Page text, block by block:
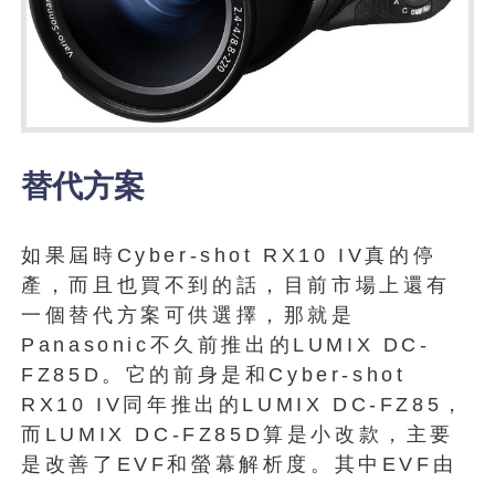
替代方案
如果屆時Cyber​​-shot RX10 IV真的停
產，而且也買不到的話，目前市場上還有
一個替代方案可供選擇，那就是
Panasonic不久前推出的LUMIX DC-
FZ85D。它的前身是和Cyber​​-shot
RX10 IV同年推出的LUMIX DC-FZ85，
而LUMIX DC-FZ85D算是小改款，主要
是改善了EVF和螢幕解析度。其中EVF由